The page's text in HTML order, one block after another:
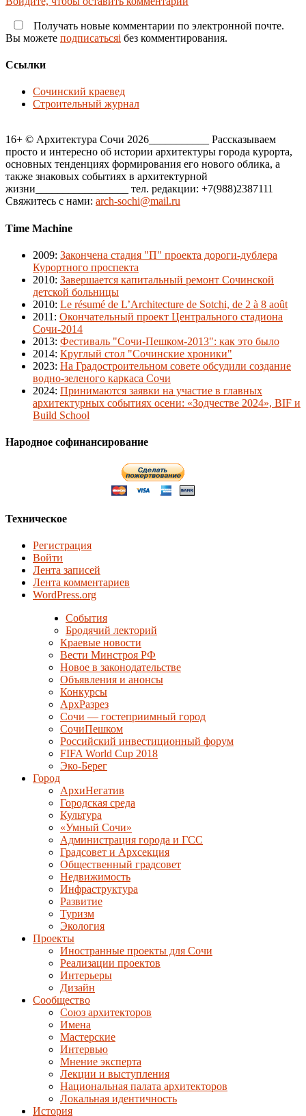
Получать новые комментарии по электронной почте.
Вы можете подписатьсяi без комментирования.
Ссылки
Сочинский краевед
Строительный журнал
16+ © Архитектура Сочи 2026___________ Рассказываем
просто и интересно об истории архитектуры города курорта,
основных тенденциях формирования его нового облика, а
также знаковых событиях в архитектурной
жизни_________________ тел. редакции: +7(988)2387111
Свяжитесь с нами: arch-sochi@mail.ru
Time Machine
2009: Закончена стадия "П" проекта дороги-дублера
Курортного проспекта
2010: Завершается капитальный ремонт Сочинской
детской больницы
2010: Le résumé de L’Architecture de Sotchi, de 2 à 8 août
2011 : Окончательный проект Центрального стадиона
Сочи-2014
2013: Фестиваль "Сочи-Пешком-2013": как это было
2014: Круглый стол "Сочинские хроники"
2023: На Градостроительном совете обсудили создание
водно-зеленого каркаса Сочи
2024: Принимаются заявки на участие в главных
архитектурных событиях осени: «Зодчестве 2024», BIF и
Build School
Народное софинансирование
Техническое
Регистрация
Войти
Лента записей
Лента комментариев
WordPress.org
События
Бродячий лекторий
Краевые новости
Вести Минстроя РФ
Новое в законодательстве
Объявления и анонсы
Конкурсы
АрхРазрез
Сочи — гостеприимный город
СочиПешком
Российский инвестиционный форум
FIFA World Cup 2018
Эко-Берег
Город
АрхиНегатив
Городская среда
Культура
«Умный Сочи»
Администрация города и ГСС
Градсовет и Архсекция
Общественный градсовет
Недвижимость
Инфраструктура
Развитие
Туризм
Экология
Проекты
Иностранные проекты для Сочи
Реализации проектов
Интерьеры
Дизайн
Сообщество
Союз архитекторов
Имена
Мастерские
Интервью
Мнение эксперта
Лекции и выступления
Национальная палата архитекторов
Локальная идентичность
История